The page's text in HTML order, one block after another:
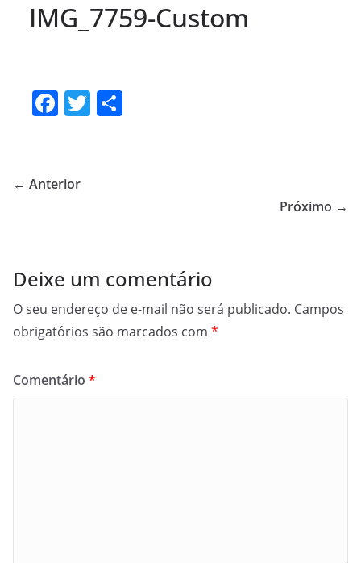
IMG_7759-Custom
F
e
k
T
← Anterior
Próximo →
Deixe um comentário
O seu endereço de e-mail não será publicado. Campos
obrigatórios são marcados com *
Comentário *